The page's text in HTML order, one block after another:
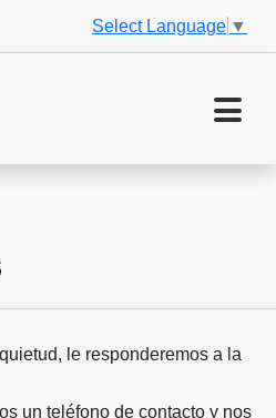
Select Language ▼
le responderemos a la
un teléfono de contacto y nos